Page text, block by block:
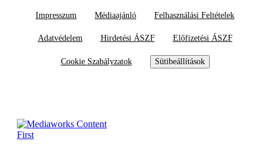
Impresszum Médiaajánló Felhasználási Feltételek
Adatvédelem Hirdetési ÁSZF Előfizetési ÁSZF
Cookie Szabályzatok Sütibeállítások